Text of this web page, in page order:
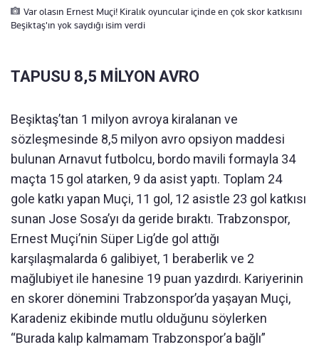
Var olasın Ernest Muçi! Kiralık oyuncular içinde en çok skor katkısını
Beşiktaş'ın yok saydığı isim verdi
TAPUSU 8,5 MİLYON AVRO
Beşiktaş’tan 1 milyon avroya kiralanan ve
sözleşmesinde 8,5 milyon avro opsiyon maddesi
bulunan Arnavut futbolcu, bordo mavili formayla 34
maçta 15 gol atarken, 9 da asist yaptı. Toplam 24
gole katkı yapan Muçi, 11 gol, 12 asistle 23 gol katkısı
sunan Jose Sosa’yı da geride bıraktı. Trabzonspor,
Ernest Muçi’nin Süper Lig’de gol attığı
karşılaşmalarda 6 galibiyet, 1 beraberlik ve 2
mağlubiyet ile hanesine 19 puan yazdırdı. Kariyerinin
en skorer dönemini Trabzonspor’da yaşayan Muçi,
Karadeniz ekibinde mutlu olduğunu söylerken
“Burada kalıp kalmamam Trabzonspor’a bağlı”